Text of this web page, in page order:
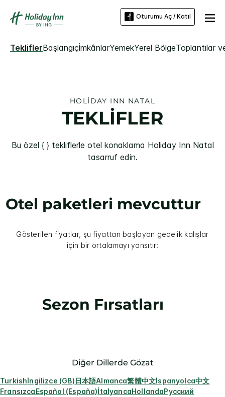
Oturumu Aç / Katıl
TekliflerBaşlangıçİmkânlarYemekYerel BölgeToplantılar
HOLIDAY INN NATAL
TEKLİFLER
Bu özel { } tekliflerle otel konaklama Holiday Inn Natal
tasarruf edin.
Otel paketleri mevcuttur
Gösterilen fiyatlar, şu fiyattan başlayan gecelik kalışlar
için bir ortalamayı yansıtır:
Sezon Fırsatları
Diğer Dillerde Gözat
Turkishİngilizce (GB)日本語Almanca繁體中文İspanyolca中文
FransızcaEspañol (España)İtalyancaHollandaРусский